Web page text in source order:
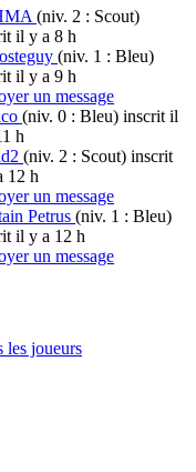
(niv. 2 : Scout)
il y a 8 h
(niv. 1 : Bleu)
il y a 9 h
un message
(niv. 0 : Bleu) inscrit il
h
(niv. 2 : Scout) inscrit
12 h
un message
Petrus (niv. 1 : Bleu)
il y a 12 h
un message
les joueurs